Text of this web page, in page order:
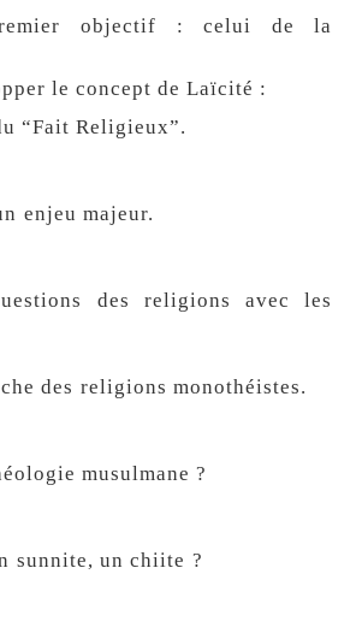
objectif : celui de la
le concept de Laïcité :
du “Fait Religieux”.
un enjeu majeur.
des religions avec les
des religions monothéistes.
théologie musulmane ?
sunnite, un chiite ?